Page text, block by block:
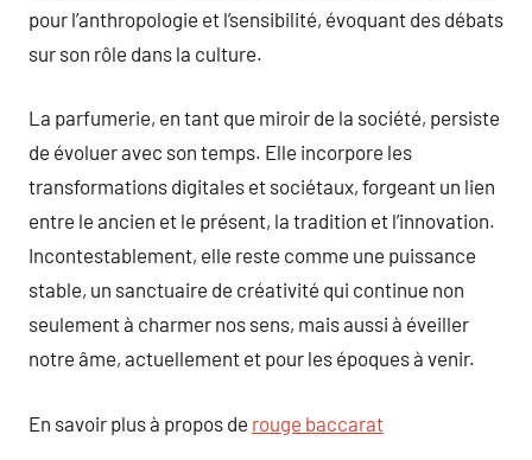
pour l’anthropologie et l’sensibilité, évoquant des débats
sur son rôle dans la culture.
La parfumerie, en tant que miroir de la société, persiste
de évoluer avec son temps. Elle incorpore les
transformations digitales et sociétaux, forgeant un lien
entre le ancien et le présent, la tradition et l’innovation.
Incontestablement, elle reste comme une puissance
stable, un sanctuaire de créativité qui continue non
seulement à charmer nos sens, mais aussi à éveiller
notre âme, actuellement et pour les époques à venir.
En savoir plus à propos de rouge baccarat